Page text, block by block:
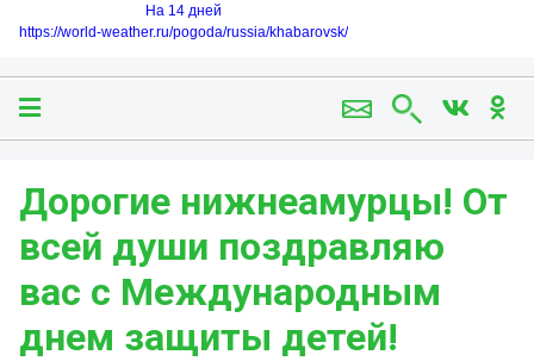
На 14 дней
https://world-weather.ru/pogoda/russia/khabarovsk/
Дорогие нижнеамурцы! От
всей души поздравляю
вас с Международным
днем защиты детей!